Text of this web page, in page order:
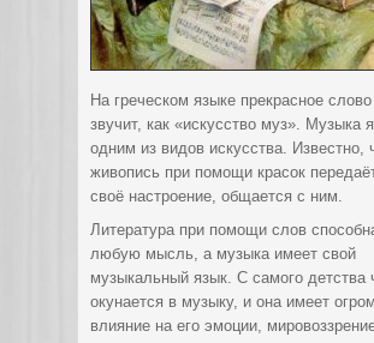
На греческом языке прекрасное
звучит, как «искусство муз». Музыка
одним из видов искусства. Известно,
живопись при помощи красок
своё настроение, общается с ним.
Литература при помощи слов
любую мысль, а музыка имеет свой
музыкальный язык. С самого детства
окунается в музыку, и она имеет
влияние на его эмоции,